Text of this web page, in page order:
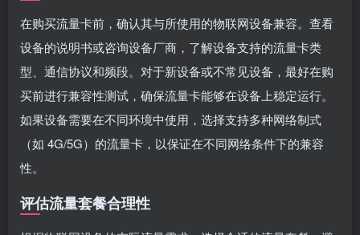
在购买流量卡前，确认其与所使用的物联网设备兼容。查看
设备的说明书或咨询设备厂商，了解设备支持的流量卡类
型、通信协议和频段。对于新设备或不常见设备，最好在购
买前进行兼容性测试，确保流量卡能够在设备上稳定运行。
如果设备需要在不同环境中使用，选择支持多种网络制式
（如 4G/5G）的流量卡，以保证在不同网络条件下的兼容
性。
评估流量套餐合理性